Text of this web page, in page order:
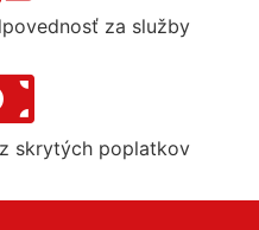
za služby
skrytých poplatkov